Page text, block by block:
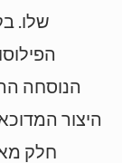
שלו.
הנוסחה
היצור
חלק